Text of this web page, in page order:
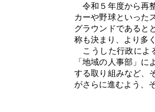
令和５年度から再
カーや野球といった
グラウンドであると
称も決まり、より多
こうした行政によ
「地域の人事部」
する取り組みなど、
がさらに進むよう、